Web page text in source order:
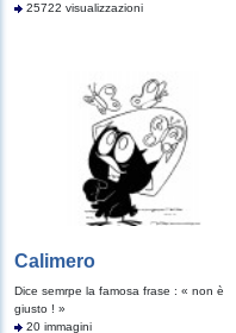
25722 visualizzazioni
Calimero
Dice semrpe la famosa frase : « non è
giusto ! »
20 immagini